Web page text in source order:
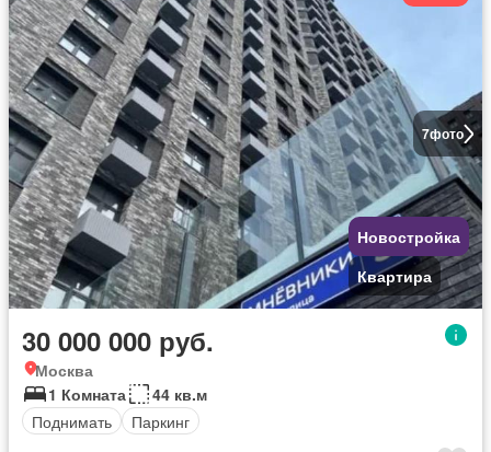
7фото
Новостройка
Квартира
30 000 000 руб.
Москва
1 Комната
44 кв.м
Поднимать
Паркинг